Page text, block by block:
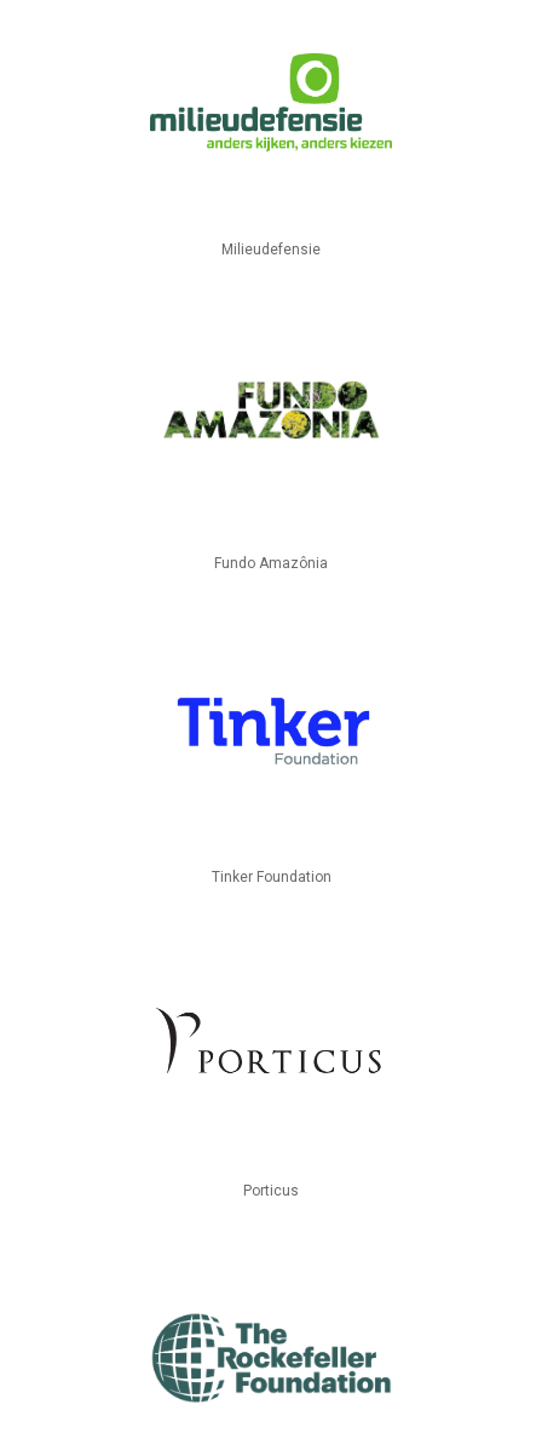
Milieudefensie
Fundo Amazônia
Tinker Foundation
Porticus